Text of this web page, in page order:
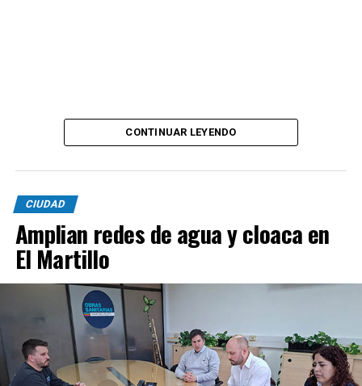
CONTINUAR LEYENDO
CIUDAD
Amplian redes de agua y cloaca en
El Martillo